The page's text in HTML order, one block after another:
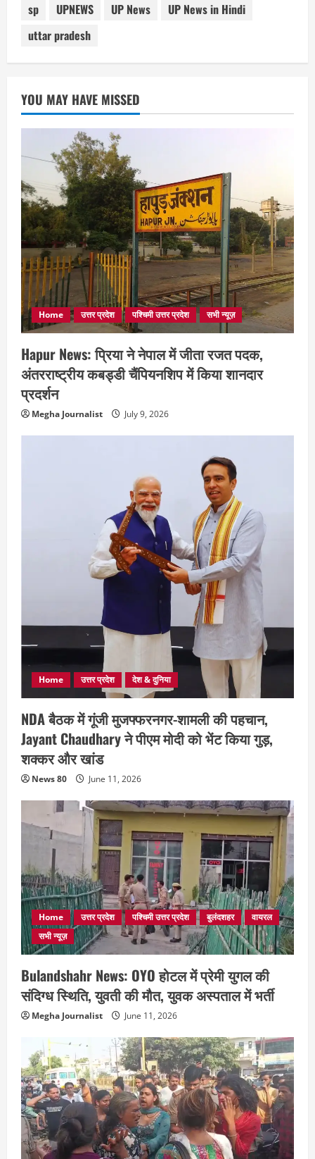
sp
UPNEWS UP News
UP News in Hindi
uttar pradesh
YOU MAY HAVE MISSED
Home उत्तर प्रदेश पश्चिमी उत्तर प्रदेश सभी न्यूज़
Hapur News: प्रिया ने नेपाल में जीता रजत पदक,
अंतरराष्ट्रीय कबड्डी चैंपियनशिप में किया शानदार
प्रदर्शन
Megha Journalist July 9, 2026
Home उत्तर प्रदेश देश & दुनिया
NDA बैठक में गूंजी मुजफ्फरनगर-शामली की पहचान,
Jayant Chaudhary ने पीएम मोदी को भेंट किया गुड़,
शक्कर और खांड
News 80 June 11, 2026
Home उत्तर प्रदेश पश्चिमी उत्तर प्रदेश बुलंदशहर
वायरल
सभी न्यूज़
Bulandshahr News: OYO होटल में प्रेमी युगल की
संदिग्ध स्थिति, युवती की मौत, युवक अस्पताल में भर्ती
Megha Journalist June 11, 2026